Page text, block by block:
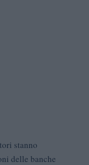
stanno
delle banche